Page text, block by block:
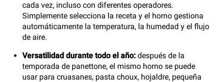
cada vez, incluso con diferentes operadores.
Simplemente selecciona la receta y el horno gestiona
automáticamente la temperatura, la humedad y el flujo
de aire.
Versatilidad durante todo el año: después de la
temporada de panettone, el mismo horno se puede
usar para cruasanes, pasta choux, hojaldre, pequeña